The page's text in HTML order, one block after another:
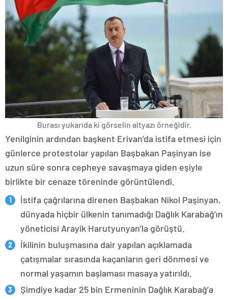
Burası yukarıda ki görselin altyazı örneğidir.
Yenilginin ardından başkent Erivan’da istifa etmesi için
günlerce protestolar yapılan Başbakan Paşinyan ise
uzun süre sonra cepheye savaşmaya giden eşiyle
birlikte bir cenaze töreninde görüntülendi.
İstifa çağrılarına direnen Başbakan Nikol Paşinyan,
dünyada hiçbir ülkenin tanımadığı Dağlık Karabağ’ın
yöneticisi Arayik Harutyunyan’la görüştü.
İkilinin buluşmasına dair yapılan açıklamada
çatışmalar sırasında kaçanların geri dönmesi ve
normal yaşamın başlaması masaya yatırıldı.
Şimdiye kadar 25 bin Ermeninin Dağlık Karabağ’a